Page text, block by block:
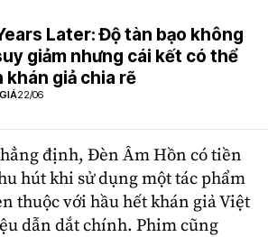
Later: Độ tàn bạo không
giảm nhưng cái kết có thể
khán giả chia rẽ
22/06
định, Đèn Âm Hồn có tiền
hút khi sử dụng một tác phẩm
thuộc với hầu hết khán giảViệt
dẫn dắt chính. Phim cũng